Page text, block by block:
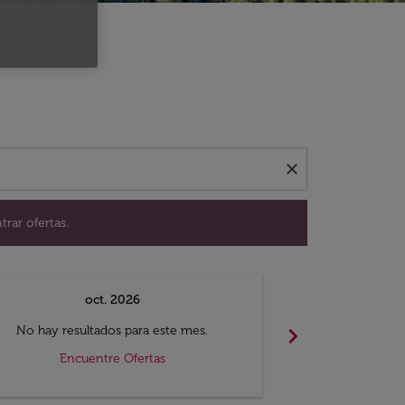
close
ofertas.
para encontrar ofertas.
oct. 2026
No hay resultados para este mes.
Encuentre Ofertas
chevron_right